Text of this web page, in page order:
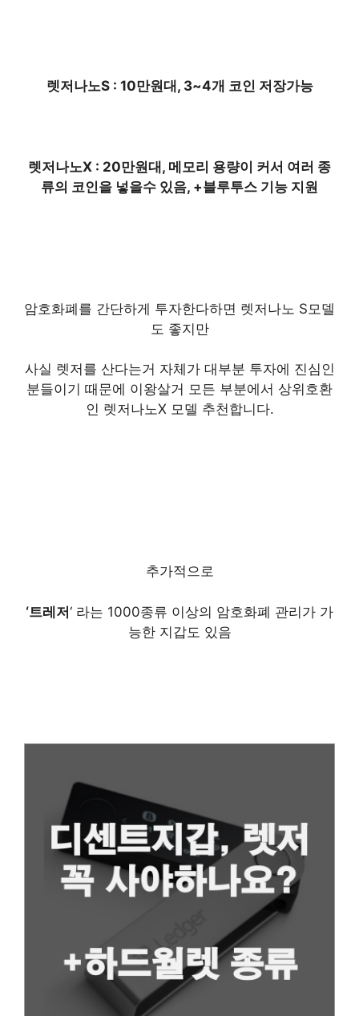
렛저나노S : 10만원대, 3~4개 코인 저장가능
렛저나노X : 20만원대, 메모리 용량이 커서 여러 종
류의 코인을 넣을수 있음, +블루투스 기능 지원
암호화폐를 간단하게 투자한다하면 렛저나노 S모델
도 좋지만
사실 렛저를 산다는거 자체가 대부분 투자에 진심인
분들이기 때문에 이왕살거 모든 부분에서 상위호환
인 렛저나노X 모델 추천합니다.
추가적으로
‘트레저‘ 라는 1000종류 이상의 암호화폐 관리가 가
능한 지갑도 있음